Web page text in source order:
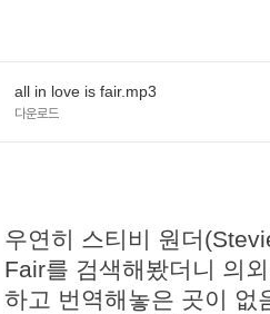
all in love is fair.mp3
다운로드
우연히 스티비 원더
Fair를 검색해봤더니 의
하고 번역해놓은 곳이 없